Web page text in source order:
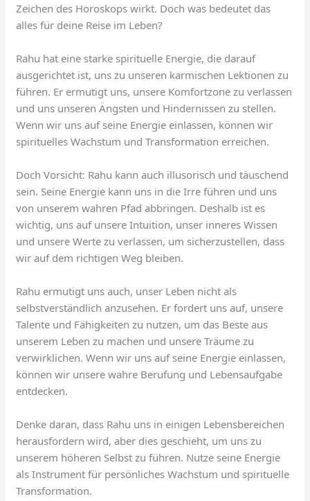
Zeichen des Horoskops wirkt. Doch was bedeutet das
alles für deine Reise im Leben?
Rahu hat eine starke spirituelle Energie, die darauf
ausgerichtet ist, uns zu unseren karmischen Lektionen zu
führen. Er ermutigt uns, unsere Komfortzone zu verlassen
und uns unseren Ängsten und Hindernissen zu stellen.
Wenn wir uns auf seine Energie einlassen, können wir
spirituelles Wachstum und Transformation erreichen.
Doch Vorsicht: Rahu kann auch illusorisch und täuschend
sein. Seine Energie kann uns in die Irre führen und uns
von unserem wahren Pfad abbringen. Deshalb ist es
wichtig, uns auf unsere Intuition, unser inneres Wissen
und unsere Werte zu verlassen, um sicherzustellen, dass
wir auf dem richtigen Weg bleiben.
Rahu ermutigt uns auch, unser Leben nicht als
selbstverständlich anzusehen. Er fordert uns auf, unsere
Talente und Fähigkeiten zu nutzen, um das Beste aus
unserem Leben zu machen und unsere Träume zu
verwirklichen. Wenn wir uns auf seine Energie einlassen,
können wir unsere wahre Berufung und Lebensaufgabe
entdecken.
Denke daran, dass Rahu uns in einigen Lebensbereichen
herausfordern wird, aber dies geschieht, um uns zu
unserem höheren Selbst zu führen. Nutze seine Energie
als Instrument für persönliches Wachstum und spirituelle
Transformation.